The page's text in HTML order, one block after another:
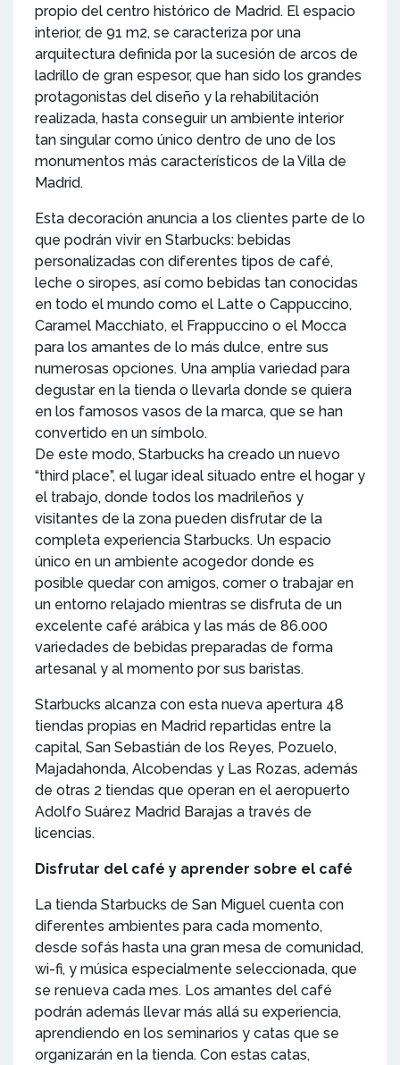
propio del centro histórico de Madrid. El espacio
interior, de 91 m2, se caracteriza por una
arquitectura definida por la sucesión de arcos de
ladrillo de gran espesor, que han sido los grandes
protagonistas del diseño y la rehabilitación
realizada, hasta conseguir un ambiente interior
tan singular como único dentro de uno de los
monumentos más característicos de la Villa de
Madrid.
Esta decoración anuncia a los clientes parte de lo
que podrán vivir en Starbucks: bebidas
personalizadas con diferentes tipos de café,
leche o siropes, así como bebidas tan conocidas
en todo el mundo como el Latte o Cappuccino,
Caramel Macchiato, el Frappuccino o el Mocca
para los amantes de lo más dulce, entre sus
numerosas opciones. Una amplia variedad para
degustar en la tienda o llevarla donde se quiera
en los famosos vasos de la marca, que se han
convertido en un símbolo.
De este modo, Starbucks ha creado un nuevo
“third place”, el lugar ideal situado entre el hogar y
el trabajo, donde todos los madrileños y
visitantes de la zona pueden disfrutar de la
completa experiencia Starbucks. Un espacio
único en un ambiente acogedor donde es
posible quedar con amigos, comer o trabajar en
un entorno relajado mientras se disfruta de un
excelente café arábica y las más de 86.000
variedades de bebidas preparadas de forma
artesanal y al momento por sus baristas.
Starbucks alcanza con esta nueva apertura 48
tiendas propias en Madrid repartidas entre la
capital, San Sebastián de los Reyes, Pozuelo,
Majadahonda, Alcobendas y Las Rozas, además
de otras 2 tiendas que operan en el aeropuerto
Adolfo Suárez Madrid Barajas a través de
licencias.
Disfrutar del café y aprender sobre el café
La tienda Starbucks de San Miguel cuenta con
diferentes ambientes para cada momento,
desde sofás hasta una gran mesa de comunidad,
wi-fi, y música especialmente seleccionada, que
se renueva cada mes. Los amantes del café
podrán además llevar más allá su experiencia,
aprendiendo en los seminarios y catas que se
organizarán en la tienda. Con estas catas,